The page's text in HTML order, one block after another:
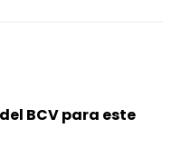
BCV para este